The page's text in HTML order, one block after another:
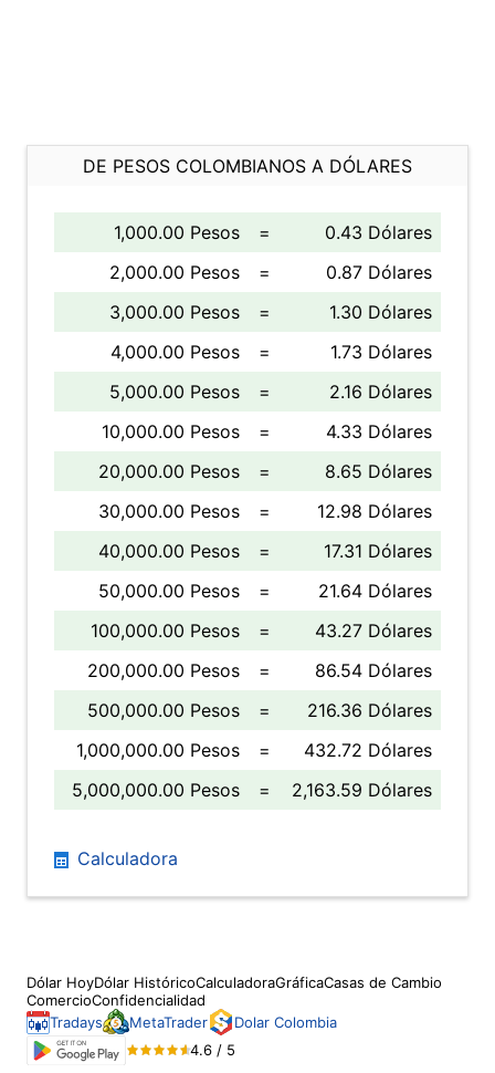
DE PESOS COLOMBIANOS A DÓLARES
1,000.00 Pesos =
0.43 Dólares
2,000.00 Pesos
=
0.87 Dólares
3,000.00 Pesos
=
1.30 Dólares
4,000.00 Pesos
=
1.73 Dólares
5,000.00 Pesos
=
2.16 Dólares
10,000.00 Pesos
=
4.33 Dólares
20,000.00 Pesos
=
8.65 Dólares
30,000.00 Pesos
=
12.98 Dólares
40,000.00 Pesos
=
17.31 Dólares
50,000.00 Pesos
=
21.64 Dólares
100,000.00 Pesos
=
43.27 Dólares
200,000.00 Pesos
=
86.54 Dólares
500,000.00 Pesos
=
216.36 Dólares
1,000,000.00 Pesos
=
432.72 Dólares
5,000,000.00 Pesos
= 2,163.59 Dólares
Calculadora
Dólar HoyDólar HistóricoCalculadoraGráficaCasas de Cambio
ComercioConfidencialidad
Tradays
MetaTrader
Dolar Colombia
4.6 / 5